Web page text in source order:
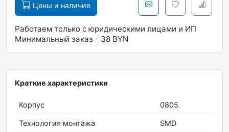
Цены и наличие
Работаем только с юридическими лицами и ИП
Минимальный заказ - 38 BYN
Краткие характеристики
Корпус 0805
Технология монтажа SMD